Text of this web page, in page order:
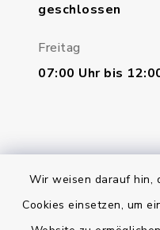
Wir weisen darauf hin,
Cookies einsetzen, um
geschlossen
Freitag
07:00 Uhr bis